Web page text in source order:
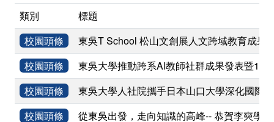
類別
標題
校園頭條
東吳T School 松山文創展人文跨域教育成果
校園頭條
東吳大學推動跨系AI教師社群成果發表暨
校園頭條
東吳大學人社院攜手日本山口大學深化國際
校園頭條
從東吳出發，走向知識的高峰-- 恭賀李奭學